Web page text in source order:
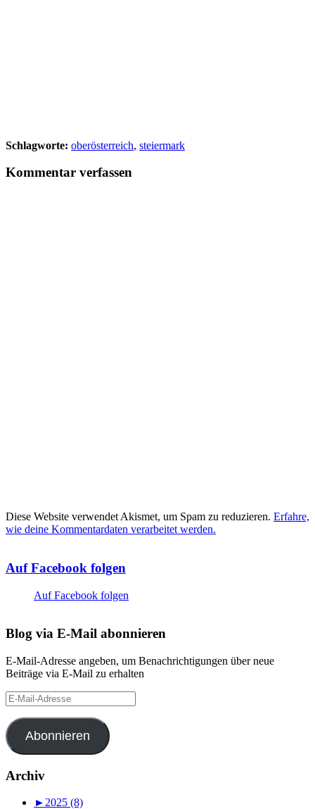
Schlagworte: oberösterreich, steiermark
Kommentar verfassen
Diese Website verwendet Akismet, um Spam zu reduzieren. Erfahre,
wie deine Kommentardaten verarbeitet werden.
Auf Facebook folgen
Auf Facebook folgen
Blog via E-Mail abonnieren
E-Mail-Adresse angeben, um Benachrichtigungen über neue
Beiträge via E-Mail zu erhalten
E-
Mail-
Adresse
Abonnieren
Archiv
►2025 (8)